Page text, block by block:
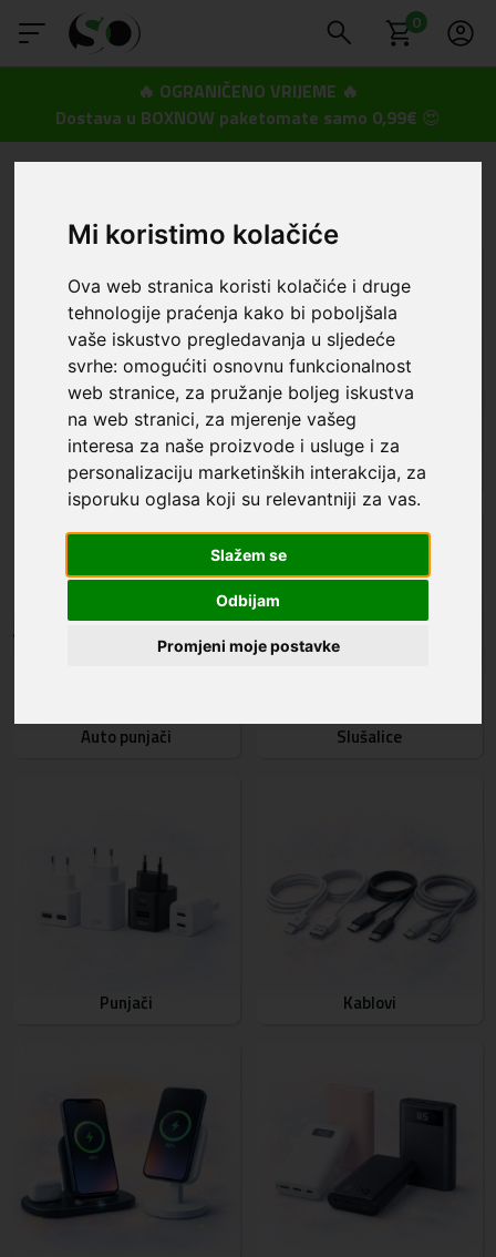
Mi koristimo kolačiće
Ova web stranica koristi kolačiće i druge
tehnologije praćenja kako bi poboljšala
vaše iskustvo pregledavanja u sljedeće
svrhe:omogućiti osnovnu funkcionalnost
web stranice, za pružanje boljeg iskustva
na web stranici, za mjerenje vašeg
interesa za naše proizvode i usluge i za
personalizaciju marketinških interakcija, za
isporuku oglasa koji su relevantniji za vas.
Slažem se
Odbijam
Promjeni moje postavke
0
🔥 OGRANIČENO VRIJEME 🔥
Dostava u BOXNOW paketomate samo 0,99€ 😍
Samsung - A31
Maskice i zaštita za ekran Auto stalci
Auto punjači Slušalice
Punjači Kablovi